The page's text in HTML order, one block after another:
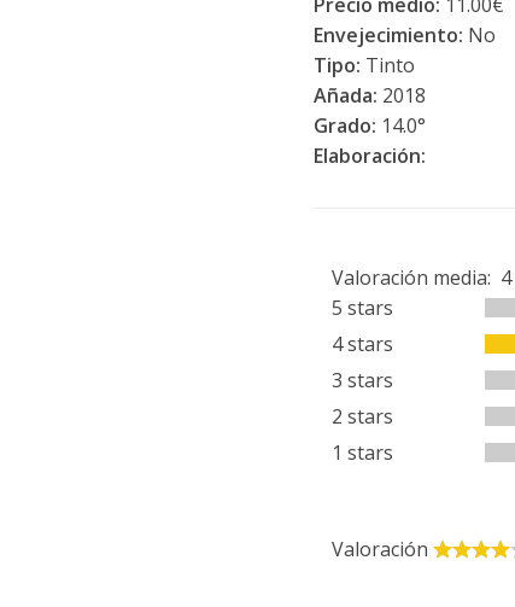
Envejecimiento: No
Tipo: Tinto
Añada: 2018
Grado: 14.0°
Elaboración:
Valoración media:
5 stars
4 stars
3 stars
2 stars
1 stars
4
Valoración